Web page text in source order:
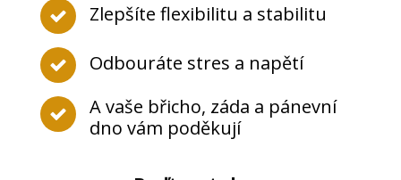
Zlepšíte flexibilitu a stabilitu
Odbouráte stres a napětí
A vaše břicho, záda a pánevní
dno vám poděkují